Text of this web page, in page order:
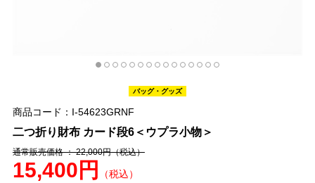
バッグ・グッズ
商品コード：I-54623GRNF
二つ折り財布 カード段6＜ウプラ小物＞
通常販売価格 ： 22,000円（税込）
15,400円
（税込）